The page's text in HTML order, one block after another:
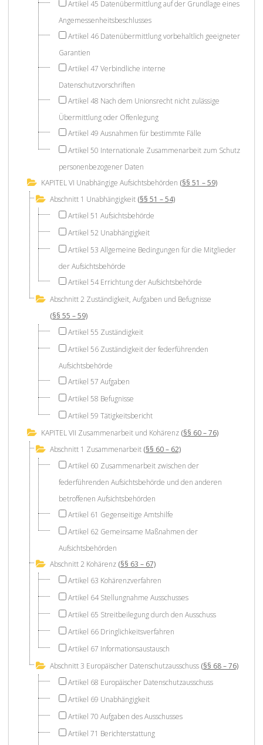
Artikel 45 Datenübermittlung auf der Grundlage eines
Angemessenheitsbeschlusses
Artikel 46 Datenübermittlung vorbehaltlich geeigneter
Garantien
Artikel 47 Verbindliche interne
Datenschutzvorschriften
Artikel 48 Nach dem Unionsrecht nicht zulässige
Übermittlung oder Offenlegung
Artikel 49 Ausnahmen für bestimmte Fälle
Artikel 50 Internationale Zusammenarbeit zum Schutz
personenbezogener Daten
KAPITEL VI Unabhängige Aufsichtsbehörden (§§ 51 – 59)
Abschnitt 1 Unabhängigkeit (§§ 51 – 54)
Artikel 51 Aufsichtsbehörde
Artikel 52 Unabhängigkeit
Artikel 53 Allgemeine Bedingungen für die Mitglieder
der Aufsichtsbehörde
Artikel 54 Errichtung der Aufsichtsbehörde
Abschnitt 2 Zuständigkeit, Aufgaben und Befugnisse
(§§ 55 – 59)
Artikel 55 Zuständigkeit
Artikel 56 Zuständigkeit der federführenden
Aufsichtsbehörde
Artikel 57 Aufgaben
Artikel 58 Befugnisse
Artikel 59 Tätigkeitsbericht
KAPITEL VII Zusammenarbeit und Kohärenz (§§ 60 – 76)
Abschnitt 1 Zusammenarbeit (§§ 60 – 62)
Artikel 60 Zusammenarbeit zwischen der
federführenden Aufsichtsbehörde und den anderen
betroffenen Aufsichtsbehörden
Artikel 61 Gegenseitige Amtshilfe
Artikel 62 Gemeinsame Maßnahmen der
Aufsichtsbehörden
Abschnitt 2 Kohärenz (§§ 63 – 67)
Artikel 63 Kohärenzverfahren
Artikel 64 Stellungnahme Ausschusses
Artikel 65 Streitbeilegung durch den Ausschuss
Artikel 66 Dringlichkeitsverfahren
Artikel 67 Informationsaustausch
Abschnitt 3 Europäischer Datenschutzausschuss (§§ 68 – 76)
Artikel 68 Europäischer Datenschutzausschuss
Artikel 69 Unabhängigkeit
Artikel 70 Aufgaben des Ausschusses
Artikel 71 Berichterstattung